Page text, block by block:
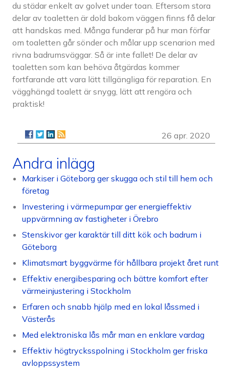
du städar enkelt av golvet under toan. Eftersom stora
delar av toaletten är dold bakom väggen finns få delar
att handskas med. Många funderar på hur man förfar
om toaletten går sönder och målar upp scenarion med
rivna badrumsväggar. Så är inte fallet! De delar av
toaletten som kan behöva åtgärdas kommer
fortfarande att vara lätt tillgängliga för reparation. En
vägghängd toalett är snygg, lätt att rengöra och
praktisk!
26 apr. 2020
Andra inlägg
Markiser i Göteborg ger skugga och stil till hem och
företag
Investering i värmepumpar ger energieffektiv
uppvärmning av fastigheter i Örebro
Stenskivor ger karaktär till ditt kök och badrum i
Göteborg
Klimatsmart byggvärme för hållbara projekt året runt
Effektiv energibesparing och bättre komfort efter
värmeinjustering i Stockholm
Erfaren och snabb hjälp med en lokal låssmed i
Västerås
Med elektroniska lås mår man en enklare vardag
Effektiv högtrycksspolning i Stockholm ger friska
avloppssystem